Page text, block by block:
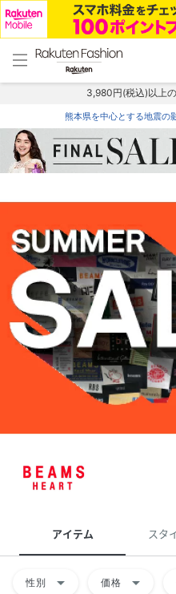
menu home
トップ
3,980円(税込)以上
熊本県を中心とする地震の
アイテム スタ
性別 arrow_drop_down 価格 arrow_drop_down